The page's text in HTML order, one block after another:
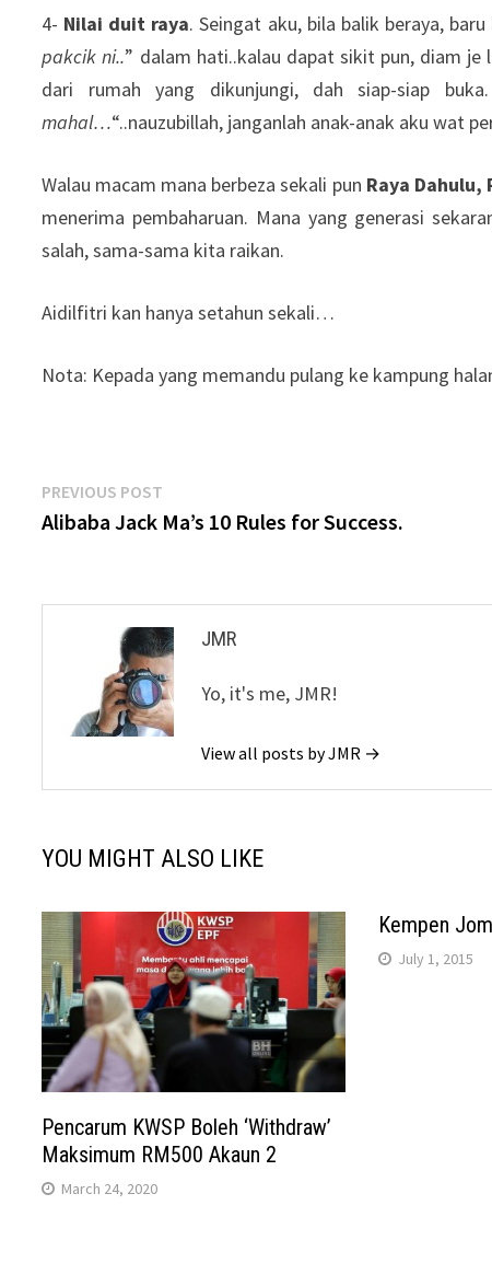
4- Nilai duit raya. Seingat aku, bila balik beraya,
pakcik ni..” dalam hati..kalau dapat sikit pun, diam je
dari rumah yang dikunjungi, dah siap-siap
mahal…“..nauzubillah, janganlah anak-anak aku wat
Walau macam mana berbeza sekali pun Raya Dahulu,
menerima pembaharuan. Mana yang generasi
salah, sama-sama kita raikan.
Aidilfitri kan hanya setahun sekali…
Nota: Kepada yang memandu pulang ke kampung
Post
navigation
PREVIOUS POST
post:
Alibaba Jack Ma’s 10 Rules for Success.
JMR
Yo, it's me, JMR!
View all posts by JMR →
YOU MIGHT ALSO LIKE
Pencarum KWSP Boleh ‘Withdraw’
Maksimum RM500 Akaun 2
March 24, 2020
Kempen
July 1, 2015